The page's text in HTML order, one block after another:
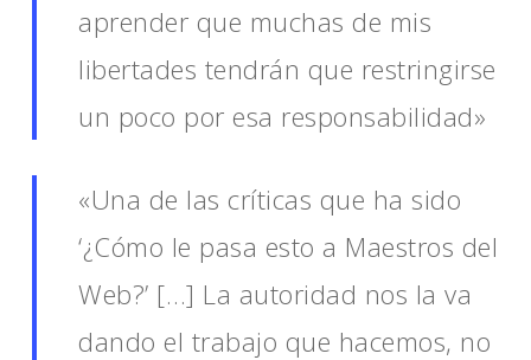
aprender que muchas de mis
libertades tendrán que restringirse
un poco por esa responsabilidad»
«Una de las críticas que ha sido
‘¿Cómo le pasa esto a Maestros del
Web?’ […] La autoridad nos la va
dando el trabajo que hacemos, no